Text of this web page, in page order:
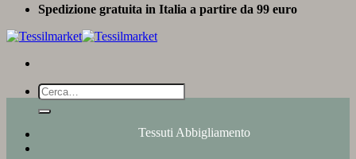
Spedizione gratuita in Italia a partire da 99 euro
Cerca:
Tessuti Abbigliamento